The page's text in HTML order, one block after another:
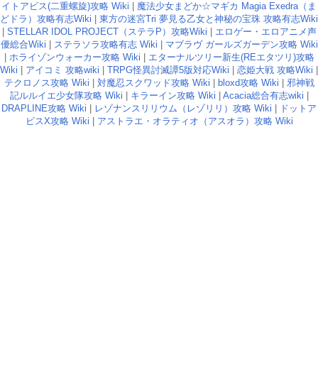
イトアビス(二重螺旋)攻略 Wiki
魔法少女まどか☆マギカ Magia Exedra（ま
どドラ）攻略有志Wiki
東方の迷宮Tri 夢見る乙女と神秘の宝珠 攻略有志Wiki
STELLAR IDOL PROJECT（ステラP）攻略Wiki
エロゲー・エロアニメ声
優総合Wiki
ステラソラ攻略有志 Wiki
マブラヴ ガールズガーデン攻略 Wiki
ホライゾンウォーカー攻略 Wiki
エターナルツリー新生(REエタツリ)攻略
Wiki
アイコミ 攻略wiki TRPG怪異討滅譚5版対応Wiki 恋姫大戦 攻略Wiki
テクロノス攻略 Wiki
対魔忍スクワッド攻略 Wiki bloxd攻略 Wiki
邪神戦
記ルルイエ少女隊攻略 Wiki
キラーイン攻略 Wiki Acacia総合有志wiki
DRAPLINE攻略 Wiki
レゾナンスリリウム（レゾリリ）攻略 Wiki
ドットア
ビスX攻略 Wiki
アストラエ・オラティオ（アスオラ）攻略 Wiki